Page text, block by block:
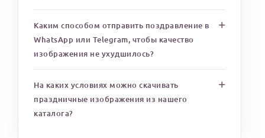
Каким способом отправить поздравление в
WhatsApp или Telegram, чтобы качество
изображения не ухудшилось?
На каких условиях можно скачивать
праздничные изображения из нашего
каталога?